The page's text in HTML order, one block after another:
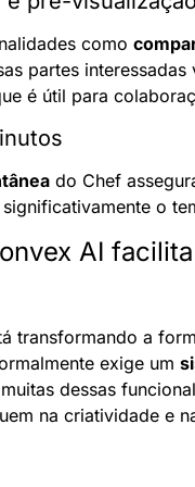
como
partes
é útil para
do Chef
o
AI
transformando a
exige um
dessas
na criatividade e